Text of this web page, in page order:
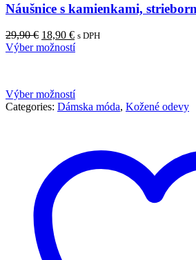
Náušnice s kamienkami,
29,90€ Pôvodná
cena
18,90 €Aktuálna
cena
s DPH
Výber možností
Výber možností
Categories: Dámska móda, Kožené odevy